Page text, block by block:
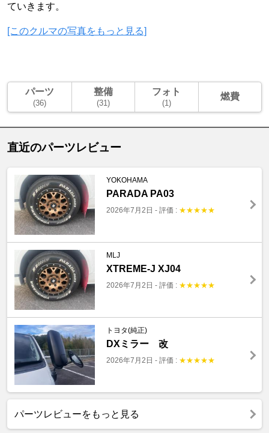
ていきます。
[このクルマの写真をもっと見る]
パーツ
(36)
整備
(31)
フォト
(1)
燃費
直近のパーツレビュー
YOKOHAMA
PARADA PA03
2026年7月2日 - 評価 : ★★★★★
MLJ
XTREME-J XJ04
2026年7月2日 - 評価 : ★★★★★
トヨタ(純正)
DXミラー 改
2026年7月2日 - 評価 : ★★★★★
パーツレビューをもっと見る